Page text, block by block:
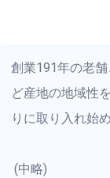
創業191年の老
ど産地の地域性
りに取り入れ始め
(中略)